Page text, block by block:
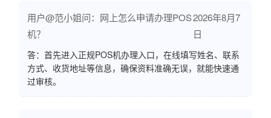
用户@范小姐问：网上怎么申请办理POS
机？
2026年8月7
日
答：首先进入正规POS机办理入口，在线填写姓名、联系
方式、收货地址等信息，确保资料准确无误，就能快速通
过审核。